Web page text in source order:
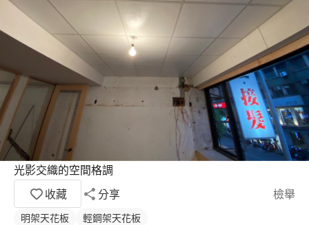
光影交織的空間格調
收藏
分享 檢舉
明架天花板
輕鋼架天花板